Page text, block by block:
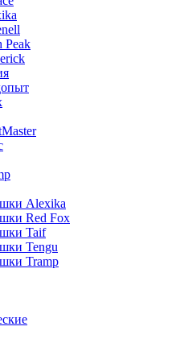
Peak
Alexika
Red Fox
Taif
Tengu
Tramp